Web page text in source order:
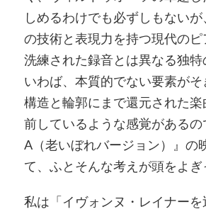
しめるわけでも必ずしもない
の技術と表現力を持つ現代の
洗練された録音とは異なる独特
いわば、本質的でない要素がそ
構造と輪郭にまで還元された
前しているような感覚がある
A（老いぼれバージョン）』の
て、ふとそんな考えが頭をよぎ
私は「イヴォンヌ・レイナー